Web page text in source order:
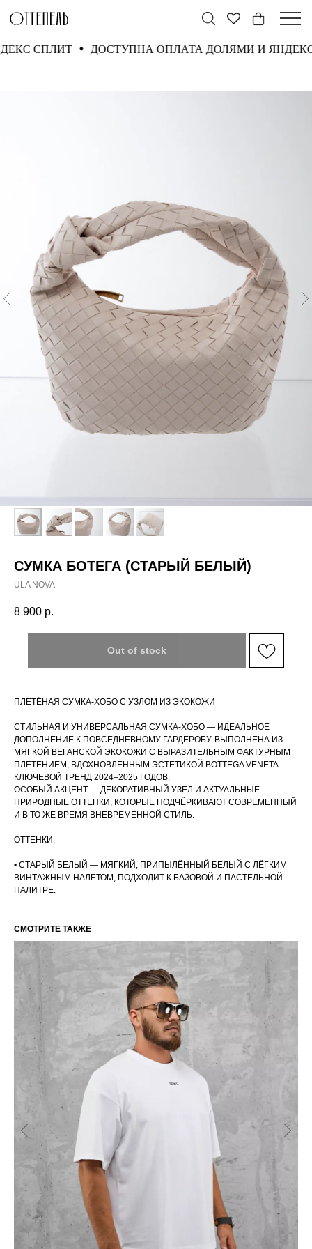
СПЛИТ ДОСТУПНА ОПЛАТА ДОЛЯМИ И
СУМКА БОТЕГА (СТАРЫЙ БЕЛЫЙ)
ULA NOVA
8 900 р.
Out of stock
ПЛЕТЁНАЯ СУМКА-ХОБО С УЗЛОМ ИЗ ЭКОКОЖИ
СТИЛЬНАЯ И УНИВЕРСАЛЬНАЯ СУМКА-ХОБО — ИДЕАЛЬНОЕ
ДОПОЛНЕНИЕ К ПОВСЕДНЕВНОМУ ГАРДЕРОБУ. ВЫПОЛНЕНА ИЗ
МЯГКОЙ ВЕГАНСКОЙ ЭКОКОЖИ С ВЫРАЗИТЕЛЬНЫМ ФАКТУРНЫМ
ПЛЕТЕНИЕМ, ВДОХНОВЛЁННЫМ ЭСТЕТИКОЙ BOTTEGA VENETA —
КЛЮЧЕВОЙ ТРЕНД 2024–2025 ГОДОВ.
ОСОБЫЙ АКЦЕНТ — ДЕКОРАТИВНЫЙ УЗЕЛ И АКТУАЛЬНЫЕ
ПРИРОДНЫЕ ОТТЕНКИ, КОТОРЫЕ ПОДЧЁРКИВАЮТ СОВРЕМЕННЫЙ
И В ТО ЖЕ ВРЕМЯ ВНЕВРЕМЕННОЙ СТИЛЬ.
ОТТЕНКИ:
• СТАРЫЙ БЕЛЫЙ — МЯГКИЙ, ПРИПЫЛЁННЫЙ БЕЛЫЙ С ЛЁГКИМ
ВИНТАЖНЫМ НАЛЁТОМ, ПОДХОДИТ К БАЗОВОЙ И ПАСТЕЛЬНОЙ
ПАЛИТРЕ.
СМОТРИТЕ ТАКЖЕ
РАЗМЕРНАЯ СЕТКА ИЗДЕЛИЙ
ГЛАВНАЯ
ПОЛИТИКА
КОНТАКТЫ